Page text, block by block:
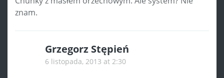
znam.
Grzegorz Stępień
6 listopada, 2013 at 2:30